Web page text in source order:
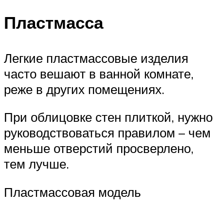
Пластмасса
Легкие пластмассовые изделия
часто вешают в ванной комнате,
реже в других помещениях.
При облицовке стен плиткой, нужно
руководствоваться правилом – чем
меньше отверстий просверлено,
тем лучше.
Пластмассовая модель